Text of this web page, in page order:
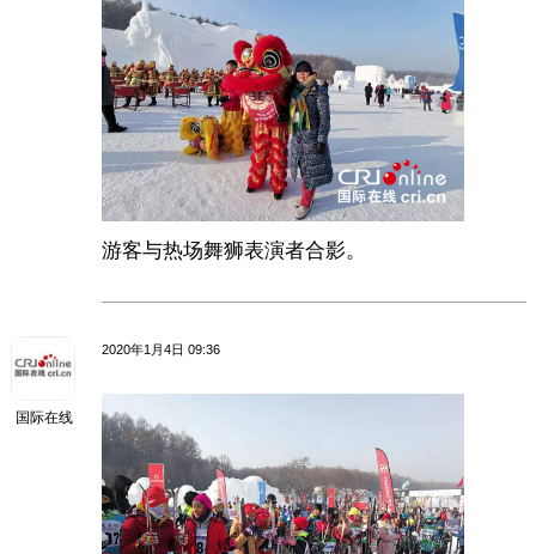
游客与热场舞狮表演者合影。
国际在线
2020年1月4日 09:36